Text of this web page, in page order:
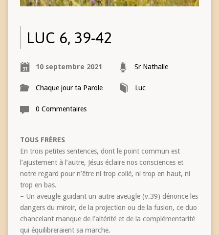
LUC 6, 39-42
10 septembre 2021 Sr Nathalie
Chaque jour ta Parole Luc
0 Commentaires
TOUS FRÈRES
En trois petites sentences, dont le point commun est
l’ajustement à l’autre, Jésus éclaire nos consciences et
notre regard pour n’être ni trop collé, ni trop en haut, ni
trop en bas.
– Un aveugle guidant un autre aveugle (v.39) dénonce les
dangers du miroir, de la projection ou de la fusion, ce duo
chancelant manque de l’altérité et de la complémentarité
qui équilibreraient sa marche.